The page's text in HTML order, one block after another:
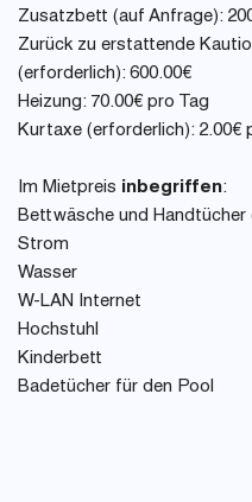
Zusatzbett (auf Anfrage):
Zurück zu erstattende
(erforderlich): 600.00€
Heizung: 70.00€ pro Tag
Kurtaxe (erforderlich): 2.00€
Im Mietpreis inbegriffen:
Bettwäsche und
Strom
Wasser
W-LAN Internet
Hochstuhl
Kinderbett
Badetücher für den Pool